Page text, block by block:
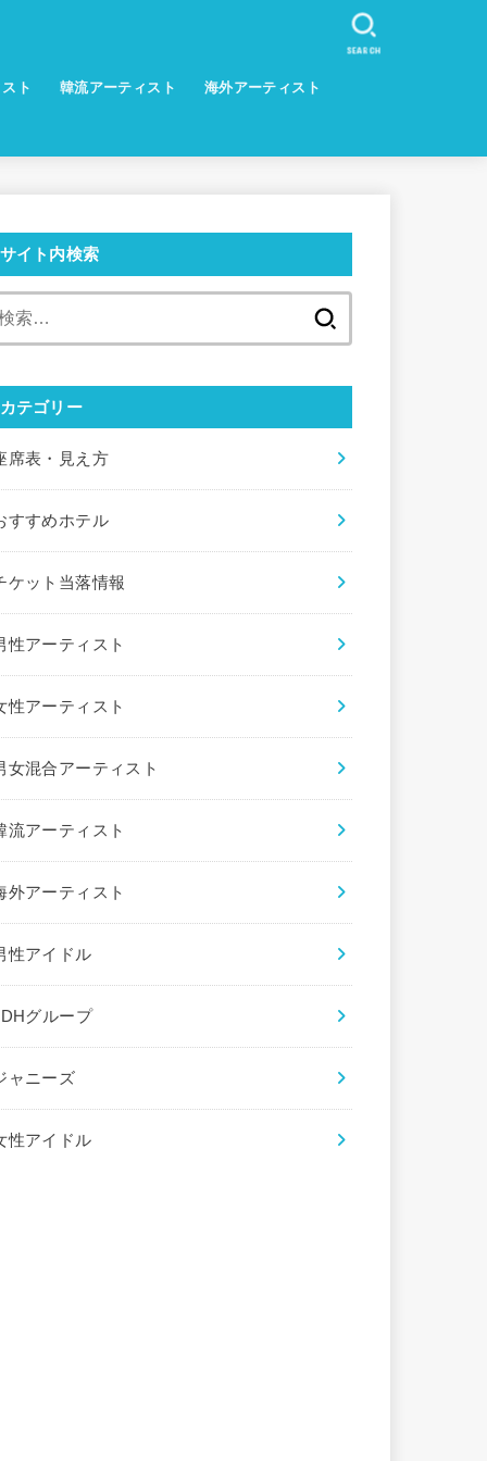
ト 韓流アーティスト 海外アーティスト
SEARCH
サイト内検索
カテゴリー
席表・見え方
すすめホテル
ケット当落情報
性アーティスト
性アーティスト
女混合アーティスト
流アーティスト
外アーティスト
性アイドル
グループ
ャニーズ
性アイドル